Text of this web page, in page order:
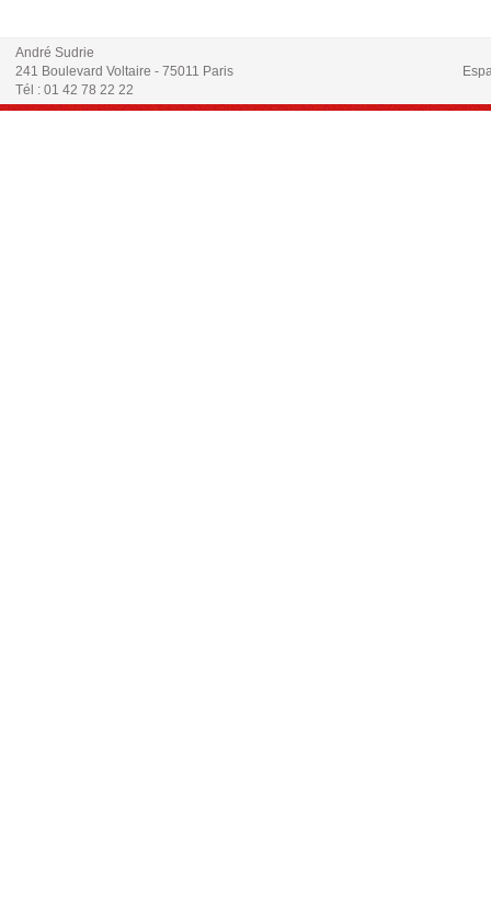
André Sudrie
241 Boulevard Voltaire - 75011 Paris
Tél : 01 42 78 22 22